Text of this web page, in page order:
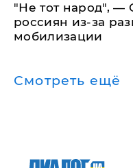
​"Не тот народ", —
россиян из-за
мобилизации
Смотреть ещё